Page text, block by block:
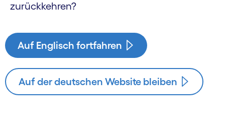
zurückkehren?
Auf Englisch fortfahren
Auf der deutschen Website bleiben